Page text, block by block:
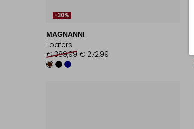
-30%
MAGNANNI
Loafers
€ 389,99 € 272,99